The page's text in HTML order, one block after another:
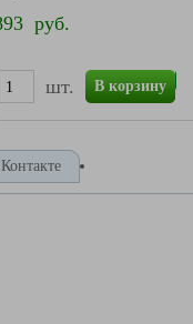
руб.
шт. В корзину